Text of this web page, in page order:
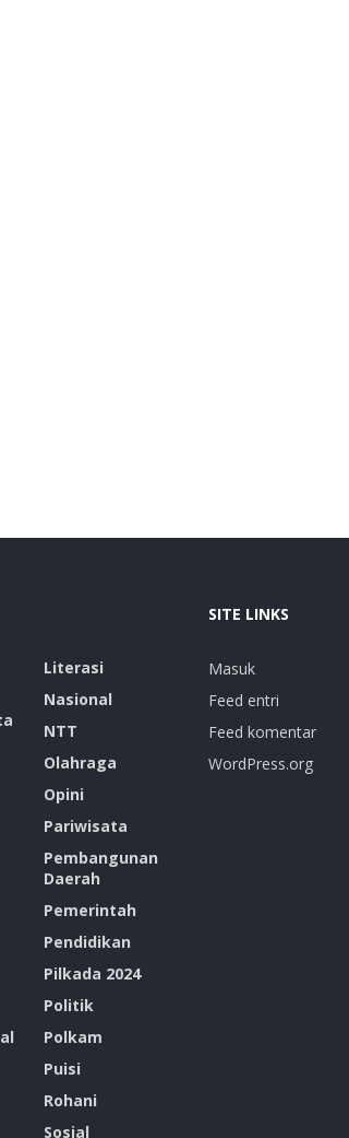
Literasi
Nasional
NTT
Olahraga
Opini
Pariwisata
Pembangunan
Daerah
Pemerintah
Pendidikan
Pilkada 2024
Politik
Polkam
Puisi
Rohani
Sosial
SITE LINKS
Masuk
Feed entri
Feed komentar
WordPress.org